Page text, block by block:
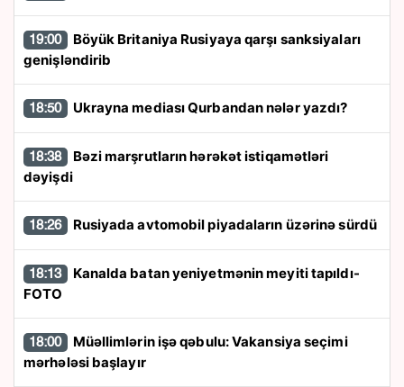
19:00
genişləndirib
18:50 Ukrayna mediası Qurbandan nələr yazdı?
18:38
dəyişdi
18:26 Rusiyada avtomobil piyadaların üzərinə sürdü
18:13
FOTO
18:00
mərhələsi başlayır